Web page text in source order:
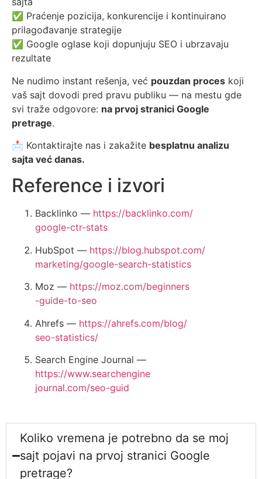
✅ Praćenje pozicija, konkurencije i kontinuirano
prilagođavanje strategije
✅ Google oglase koji dopunjuju SEO i ubrzavaju
rezultate
Ne nudimo instant rešenja, već pouzdan proces koji
vaš sajt dovodi pred pravu publiku — na mestu gde
svi traže odgovore: na prvoj stranici Google
pretrage.
📩 Kontaktirajte nas i zakažite besplatnu analizu
sajta već danas.
Reference i izvori
Backlinko — https://backlinko.com/
google-ctr-stats
HubSpot — https://blog.hubspot.com/
marketing/google-search-statistics
Moz — https://moz.com/beginners
-guide-to-seo
Ahrefs — https://ahrefs.com/blog/
seo-statistics/
Search Engine Journal —
https://www.searchengine
journal.com/seo-guid
Koliko vremena je potrebno da se moj
sajt pojavi na prvoj stranici Google
pretrage?